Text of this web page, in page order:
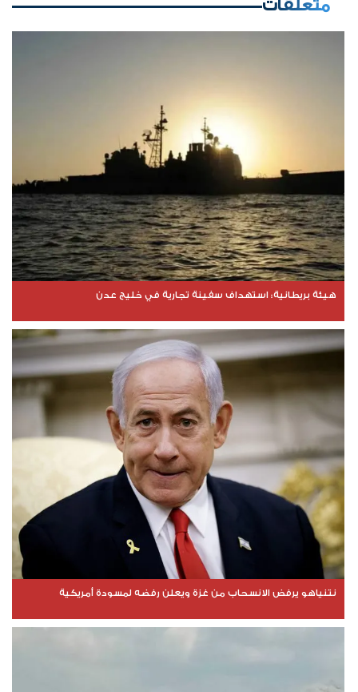
متعلقات
هيئة بريطانية: استهداف سفينة تجارية في خليج عدن
نتنياهو يرفض الانسحاب من غزة ويعلن رفضه لمسودة أمريكية